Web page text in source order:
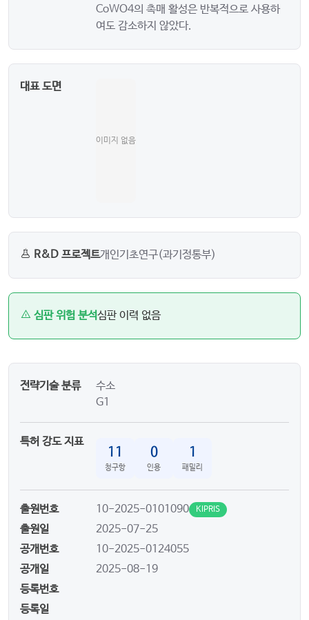
CoWO4의 촉매 활성은 반복적으로 사용하
여도 감소하지 않았다.
대표 도면
이미지 없음
R&D 프로젝트개인기초연구(과기정통부)
심판 위험 분석심판 이력 없음
전략기술 분류
수소
G1
특허 강도 지표
11
청구항
0
인용
1
패밀리
출원번호 10-2025-0101090 KIPRIS
출원일
2025-07-25
공개번호
10-2025-0124055
공개일
2025-08-19
등록번호
등록일